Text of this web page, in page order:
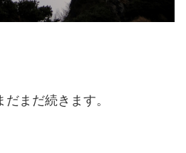
まだ続きます。